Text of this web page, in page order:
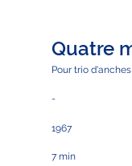
Quatre
Pour trio d'anches
-
1967
7 min